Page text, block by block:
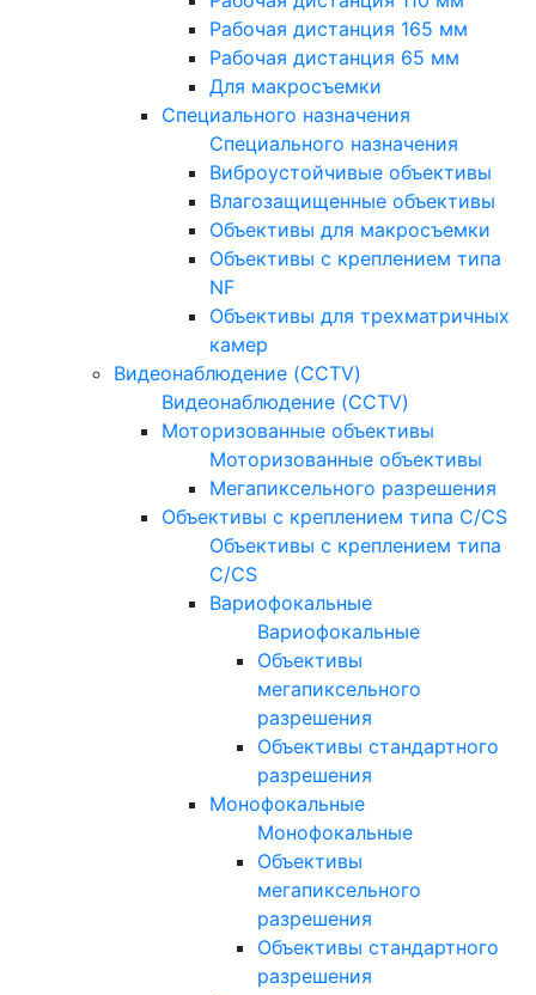
Рабочая дистанция 165 мм
Рабочая дистанция 65 мм
Для макросъемки
Специального назначения
Специального назначения
Виброустойчивые объективы
Влагозащищенные объективы
Объективы для макросъемки
Объективы с креплением типа
NF
Объективы для трехматричных
камер
Видеонаблюдение (CCTV)
Видеонаблюдение (CCTV)
Моторизованные объективы
Моторизованные объективы
Мегапиксельного разрешения
Объективы с креплением типа C/CS
Объективы с креплением типа
C/CS
Вариофокальные
Вариофокальные
Объективы
мегапиксельного
разрешения
Объективы стандартного
разрешения
Монофокальные
Монофокальные
Объективы
мегапиксельного
разрешения
Объективы стандартного
разрешения